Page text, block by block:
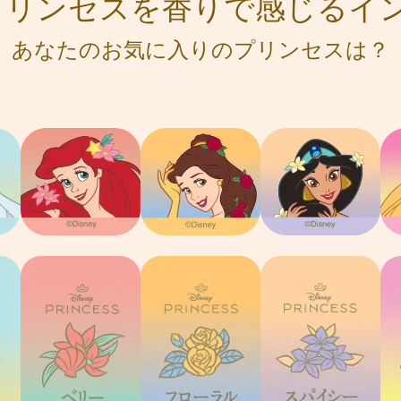
ンセスを香りで感じるイ
あなたのお気に入りのプリンセスは？